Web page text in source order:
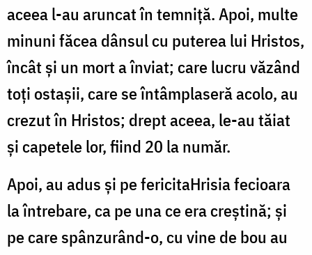
aceea l-au aruncat în temniță. Apoi, multe
minuni făcea dânsul cu puterea lui Hristos,
încât și un mort a înviat; care lucru văzând
toți ostașii, care se întâmplaseră acolo, au
crezut în Hristos; drept aceea, le-au tăiat
și capetele lor, fiind 20 la număr.
Apoi, au adus și pe fericitaHrisia fecioara
la întrebare, ca pe una ce era creștină; și
pe care spânzurând-o, cu vine de bou au